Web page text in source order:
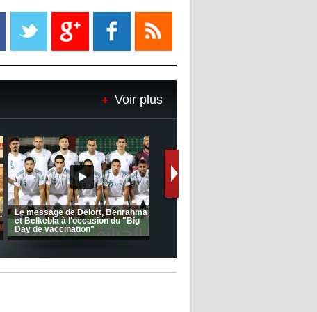
Liverpool mis en vente par son
propriétaire
Le Barça savoure sa première
place et chambre le Real Madrid
de matchs"
12:39 - 2022/11/06
Real : Les dirigeants veulent le
départ d'Hazard cet hiver
Voir plus
(Coupe de la CAF) Nkana FC 1 -
CRB 0